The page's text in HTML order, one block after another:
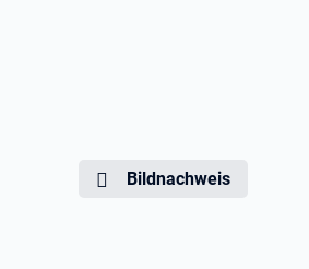
Bildnachweis